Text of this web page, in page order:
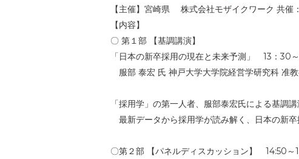
【主催】宮崎県 株式会社モザイクワーク 共催
【内容】
〇 第１部 【基調講演】
「日本の新卒採用の現在と未来予測」 13：30
服部 泰宏 氏 神戸大学大学院経営学研究科 准
「採用学」の第一人者、服部泰宏氏による基調講
最新データから採用学が読み解く、日本の新
〇第２部 【パネルディスカッション】 14:50～